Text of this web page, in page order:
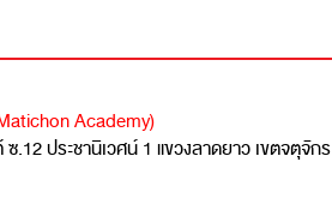
Academy)
.12 ประชานิเวศน์ 1 แขวงลาดยาว เขตจตุจั